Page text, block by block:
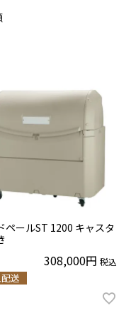
ペールST 1200 キャスタ
308,000 税込
送